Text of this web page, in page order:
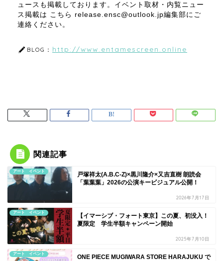
ュースも掲載しております。イベント取材・内覧ニュー
ス掲載は こちら release.ensc@outlook.jp編集部にご
連絡ください。
BLOG： http://www.entamescreen.online
関連記事
アート イベント
戸塚祥太(A.B.C-Z)×黒川隆介×又吉直樹 朗読会
「葉葉葉」2026の公演キービジュアル公開！
2026年7月17日
アート イベント
【イマーシブ・フォート東京】この夏、初没入！
夏限定 学生半額キャンペーン開始
2025年7月10日
アート イベント
ONE PIECE MUGIWARA STORE HARAJUKU で